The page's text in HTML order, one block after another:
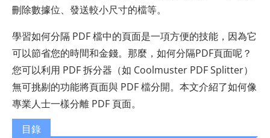
刪除數據位、發送較小尺寸的檔等。
學習如何分隔 PDF 檔中的頁面是一項方便的技能，因為它
可以節省您的時間和金錢。那麼，如何分隔PDF頁面呢？
您可以利用 PDF 拆分器（如 Coolmuster PDF Splitter）
無可挑剔的功能將頁面與 PDF 檔分開。本文介紹了如何像
專業人士一樣分離 PDF 頁面。
目錄